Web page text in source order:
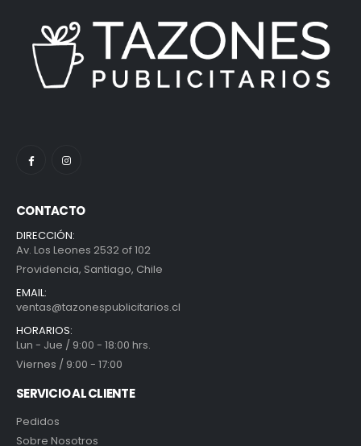
CONTACTO
DIRECCIÓN:
Av. Los Leones 2532 of 102
Providencia, Santiago, Chile
EMAIL:
ventas@tazonespublicitarios.cl
HORARIOS:
Lun - Jue / 9:00 - 18:00 hrs.
Viernes / 9:00 - 17:00
SERVICIO AL CLIENTE
Pedidos
Sobre Nosotros